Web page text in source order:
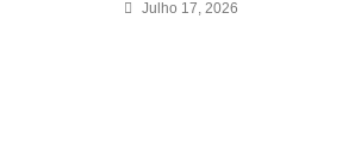
Julho 17, 2026